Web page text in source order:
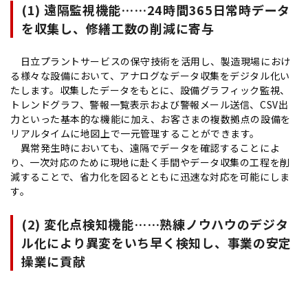
(1) 遠隔監視機能……24時間365日常時データ
を収集し、修繕工数の削減に寄与
日立プラントサービスの保守技術を活用し、製造現場におけ
る様々な設備において、アナログなデータ収集をデジタル化い
たします。収集したデータをもとに、設備グラフィック監視、
トレンドグラフ、警報一覧表示および警報メール送信、CSV出
力といった基本的な機能に加え、お客さまの複数拠点の設備を
リアルタイムに地図上で一元管理することができます。
異常発生時においても、遠隔でデータを確認することによ
り、一次対応のために現地に赴く手間やデータ収集の工程を削
減することで、省力化を図るとともに迅速な対応を可能にしま
す。
(2) 変化点検知機能……熟練ノウハウのデジタ
ル化により異変をいち早く検知し、事業の安定
操業に貢献